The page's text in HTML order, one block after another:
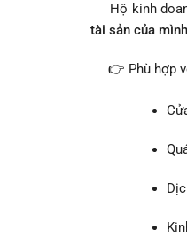
Hộ kinh
tài sản của mình
👉 Phù hợp